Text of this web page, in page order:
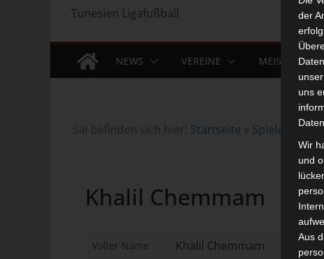
Tunesien Ligafußball
NEWS VEREINE
Sie befinden sich hier: Startseite » Spieler »
Khalil Chemmam
Voller Name Khalil Chemmam
der
uns
Wir
und
Aus